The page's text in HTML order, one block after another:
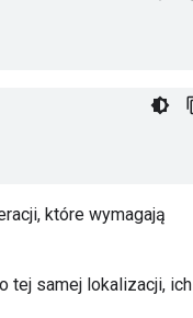
które wymagają
tej samej lokalizacji, ich